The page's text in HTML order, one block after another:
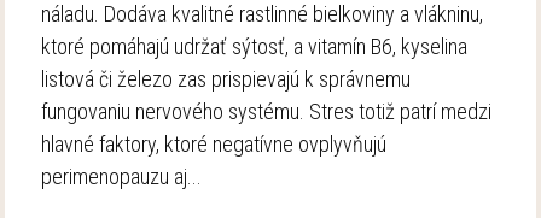
náladu. Dodáva kvalitné rastlinné bielkoviny a vlákninu,
ktoré pomáhajú udržať sýtosť, a vitamín B6, kyselina
listová či železo zas prispievajú k správnemu
fungovaniu nervového systému. Stres totiž patrí medzi
hlavné faktory, ktoré negatívne ovplyvňujú
perimenopauzu aj...